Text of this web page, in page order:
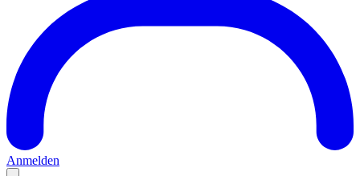
Anmelden